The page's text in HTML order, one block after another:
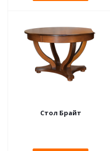
Стол Брайт